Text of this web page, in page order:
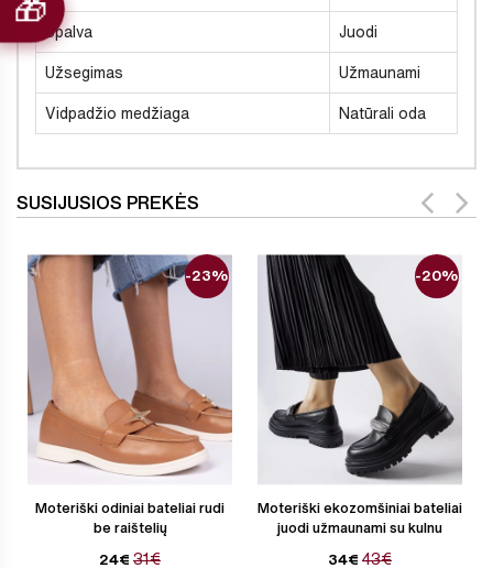
Spalva Juodi
Užsegimas Užmaunami
Vidpadžio medžiaga Natūrali oda
SUSIJUSIOS PREKĖS
Moteriški odiniai bateliai rudi
be raištelių
24€ 31€
-23%
Moteriški ekozomšiniai bateliai
juodi užmaunami su kulnu
34€ 43€
-20%